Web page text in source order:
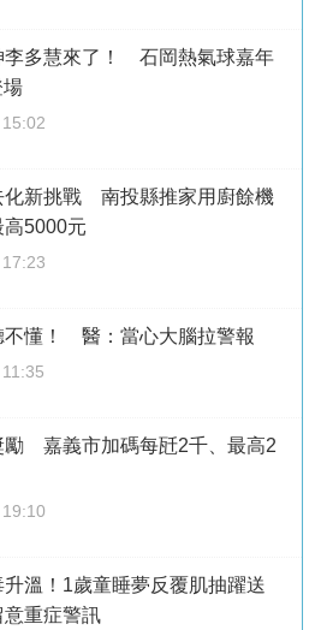
李多慧來了！ 石岡熱氣球嘉年
場
化新挑戰 南投縣推家用廚餘機
高5000元
不懂！ 醫：當心大腦拉警報
勵 嘉義市加碼每瓩2千、最高2
溫！1歲童睡夢反覆肌抽躍送
重症警訊